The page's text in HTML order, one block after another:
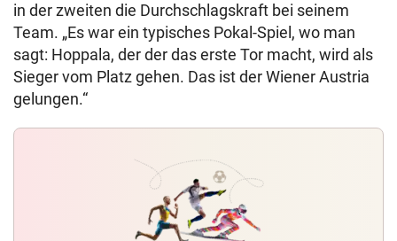
in der zweiten die Durchschlagskraft bei seinem
Team. „Es war ein typisches Pokal-Spiel, wo man
sagt: Hoppala, der der das erste Tor macht, wird als
Sieger vom Platz gehen. Das ist der Wiener Austria
gelungen.“